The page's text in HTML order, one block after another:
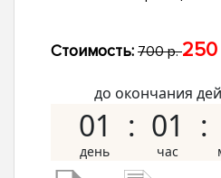
Стоимость: 700 р.250
до окончания
01 01